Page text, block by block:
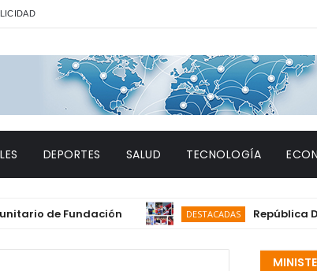
DEPORTES SALUD TECNOLOGÍA
de Fundación DESTACADAS República